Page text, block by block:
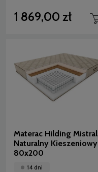
1 869,00 zł
Materac Hilding Mistral
Naturalny Kieszeniowy
80x200
14 dni